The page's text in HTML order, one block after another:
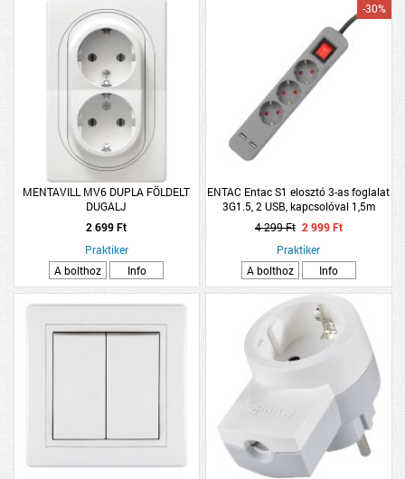
MENTAVILL MV6 DUPLA FÖLDELT
DUGALJ
2 699 Ft
Praktiker
A bolthoz
Info
ENTAC Entac S1 elosztó 3-as foglalat
3G1.5, 2 USB, kapcsolóval 1,5m
szürke
-30%
4 299 Ft 2 999 Ft
Praktiker
A bolthoz
Info